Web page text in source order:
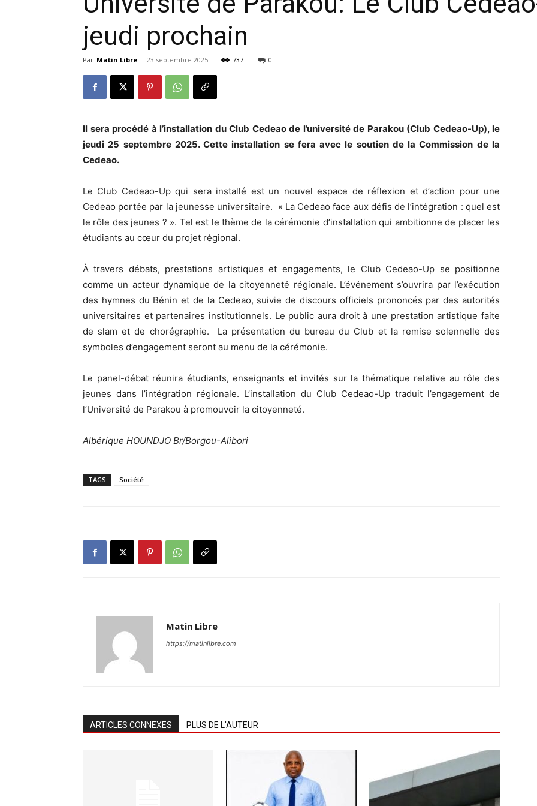
jeudi prochain
Par Matin Libre - 23 septembre 2025 737 0
Il sera procédé à l’installation du Club Cedeao de l’université de Parakou (Club Cedeao-Up), le
jeudi 25 septembre 2025. Cette installation se fera avec le soutien de la Commission de la
Cedeao.
Le Club Cedeao-Up qui sera installé est un nouvel espace de réflexion et d’action pour une
Cedeao portée par la jeunesse universitaire. « La Cedeao face aux défis de l’intégration : quel est
le rôle des jeunes ? ». Tel est le thème de la cérémonie d’installation qui ambitionne de placer les
étudiants au cœur du projet régional.
À travers débats, prestations artistiques et engagements, le Club Cedeao-Up se positionne
comme un acteur dynamique de la citoyenneté régionale. L’événement s’ouvrira par l’exécution
des hymnes du Bénin et de la Cedeao, suivie de discours officiels prononcés par des autorités
universitaires et partenaires institutionnels. Le public aura droit à une prestation artistique faite
de slam et de chorégraphie. La présentation du bureau du Club et la remise solennelle des
symboles d’engagement seront au menu de la cérémonie.
Le panel-débat réunira étudiants, enseignants et invités sur la thématique relative au rôle des
jeunes dans l’intégration régionale. L’installation du Club Cedeao-Up traduit l’engagement de
l’Université de Parakou à promouvoir la citoyenneté.
Albérique HOUNDJO Br/Borgou-Alibori
TAGS Société
Matin Libre
https://matinlibre.com
ARTICLES CONNEXES PLUS DE L'AUTEUR